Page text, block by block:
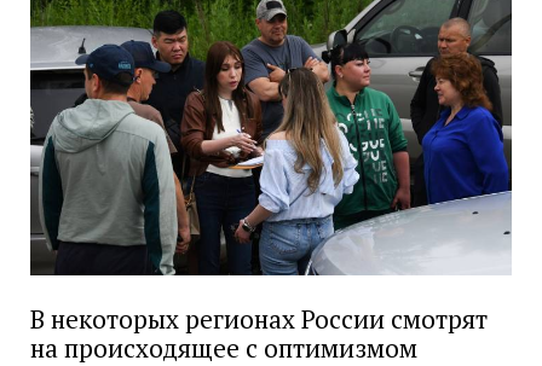
В некоторых регионах России смотрят
на происходящее с оптимизмом